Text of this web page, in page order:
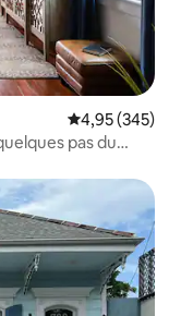
Évaluation
4,95 (345)
pas du